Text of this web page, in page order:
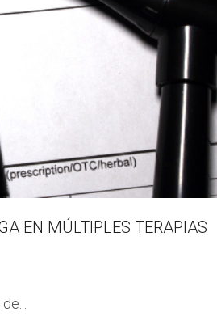
EN MÚLTIPLES TERAPIAS